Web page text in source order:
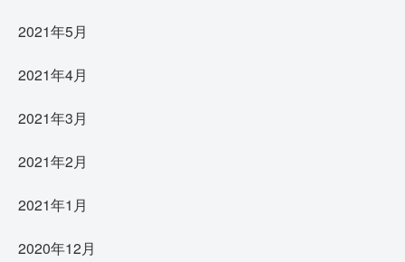
2021年5月
2021年4月
2021年3月
2021年2月
2021年1月
2020年12月